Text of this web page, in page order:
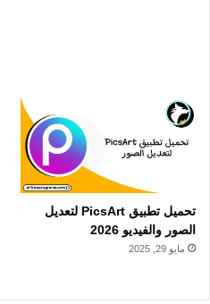
تحميل تطبيق PicsArt لتعديل
الصور والفيديو 2026
مايو 29, 2025